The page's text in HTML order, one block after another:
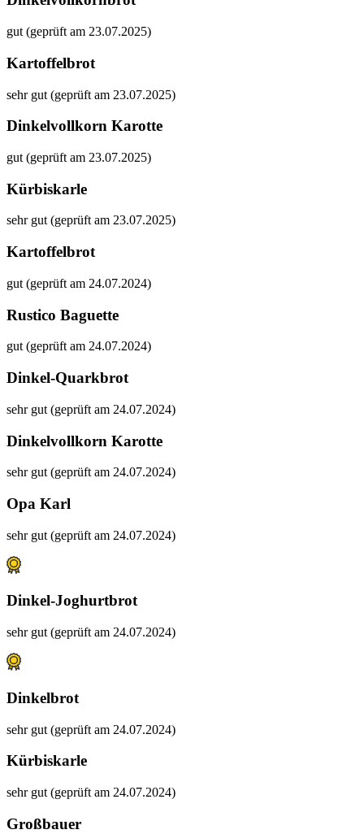
gut (geprüft am 23.07.2025)
Kartoffelbrot
sehr gut (geprüft am 23.07.2025)
Dinkelvollkorn Karotte
gut (geprüft am 23.07.2025)
Kürbiskarle
sehr gut (geprüft am 23.07.2025)
Kartoffelbrot
gut (geprüft am 24.07.2024)
Rustico Baguette
gut (geprüft am 24.07.2024)
Dinkel-Quarkbrot
sehr gut (geprüft am 24.07.2024)
Dinkelvollkorn Karotte
sehr gut (geprüft am 24.07.2024)
Opa Karl
sehr gut (geprüft am 24.07.2024)
Dinkel-Joghurtbrot
sehr gut (geprüft am 24.07.2024)
Dinkelbrot
sehr gut (geprüft am 24.07.2024)
Kürbiskarle
sehr gut (geprüft am 24.07.2024)
Großbauer